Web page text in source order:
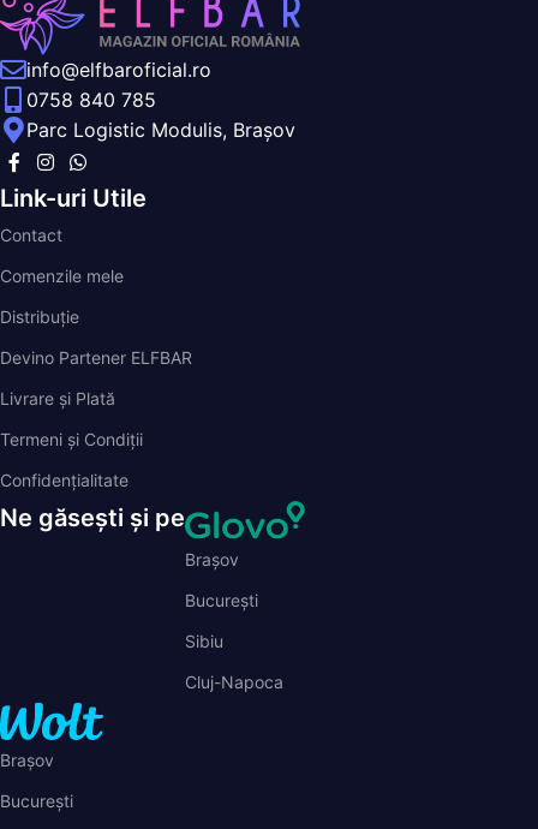
info@elfbaroficial.ro
0758 840 785
Parc Logistic Modulis, Brașov
Link-uri Utile
Contact
Comenzile mele
Distribuție
Devino Partener ELFBAR
Livrare și Plată
Termeni și Condiții
Confidențialitate
Ne găsești și pe
Brașov
București
Sibiu
Cluj-Napoca
Brașov
București
Sibiu